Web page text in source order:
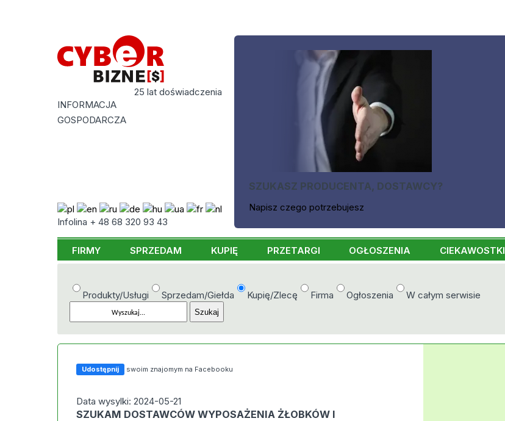
25 lat doświadczenia
INFORMACJA
GOSPODARCZA
Infolina + 48 68 320 93 43
SZUKASZ PRODUCENTA, DOSTAWCY?
Napisz czego potrzebujesz
FIRMY SPRZEDAM KUPIĘ PRZETARGI OGŁOSZENIA CIEKAWOSTKI
Produkty/Usługi Sprzedam/Giełda Kupię/Zlecę Firma Ogłoszenia W całym serwisie
Udostępnij swoim znajomym na Facebooku
Data wysylki: 2024-05-21
SZUKAM DOSTAWCÓW WYPOSAŻENIA ŻŁOBKÓW I